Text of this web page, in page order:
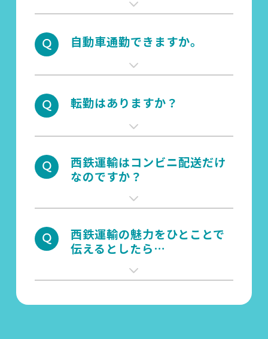
自動車通勤できますか。
転勤はありますか？
西鉄運輸はコンビニ配送だけ
なのですか？
西鉄運輸の魅力をひとことで
伝えるとしたら…